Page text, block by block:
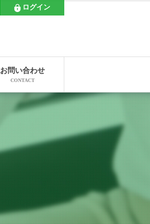
ログイン
お問い合わせ
CONTACT